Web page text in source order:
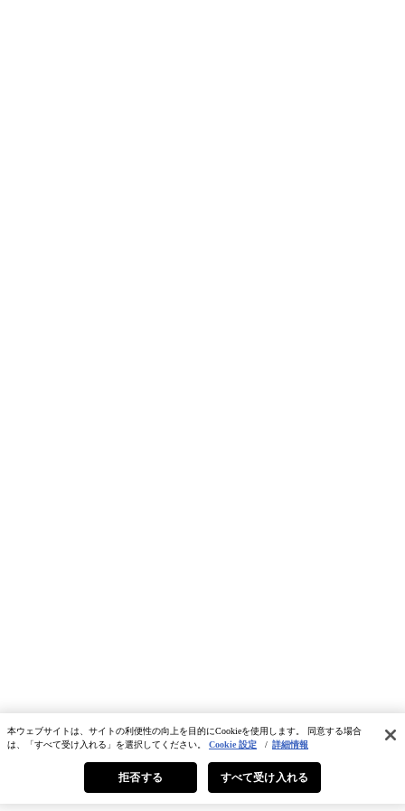
本ウェブサイトは、サイトの利便性の向上を目的にCookieを使用します。 同意する場合
は、「すべて受け入れる」を選択してください。 Cookie 設定 / 詳細情報
拒否する すべて受け入れる